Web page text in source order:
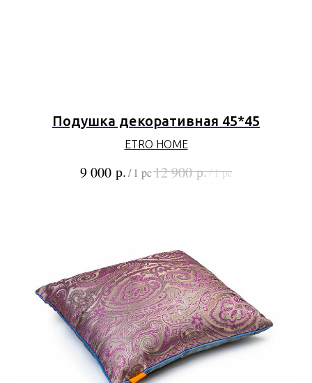
Подушка декоративная 45*45
ETRO HOME
9 000 р./ 1 pc12 900 р./1 pc